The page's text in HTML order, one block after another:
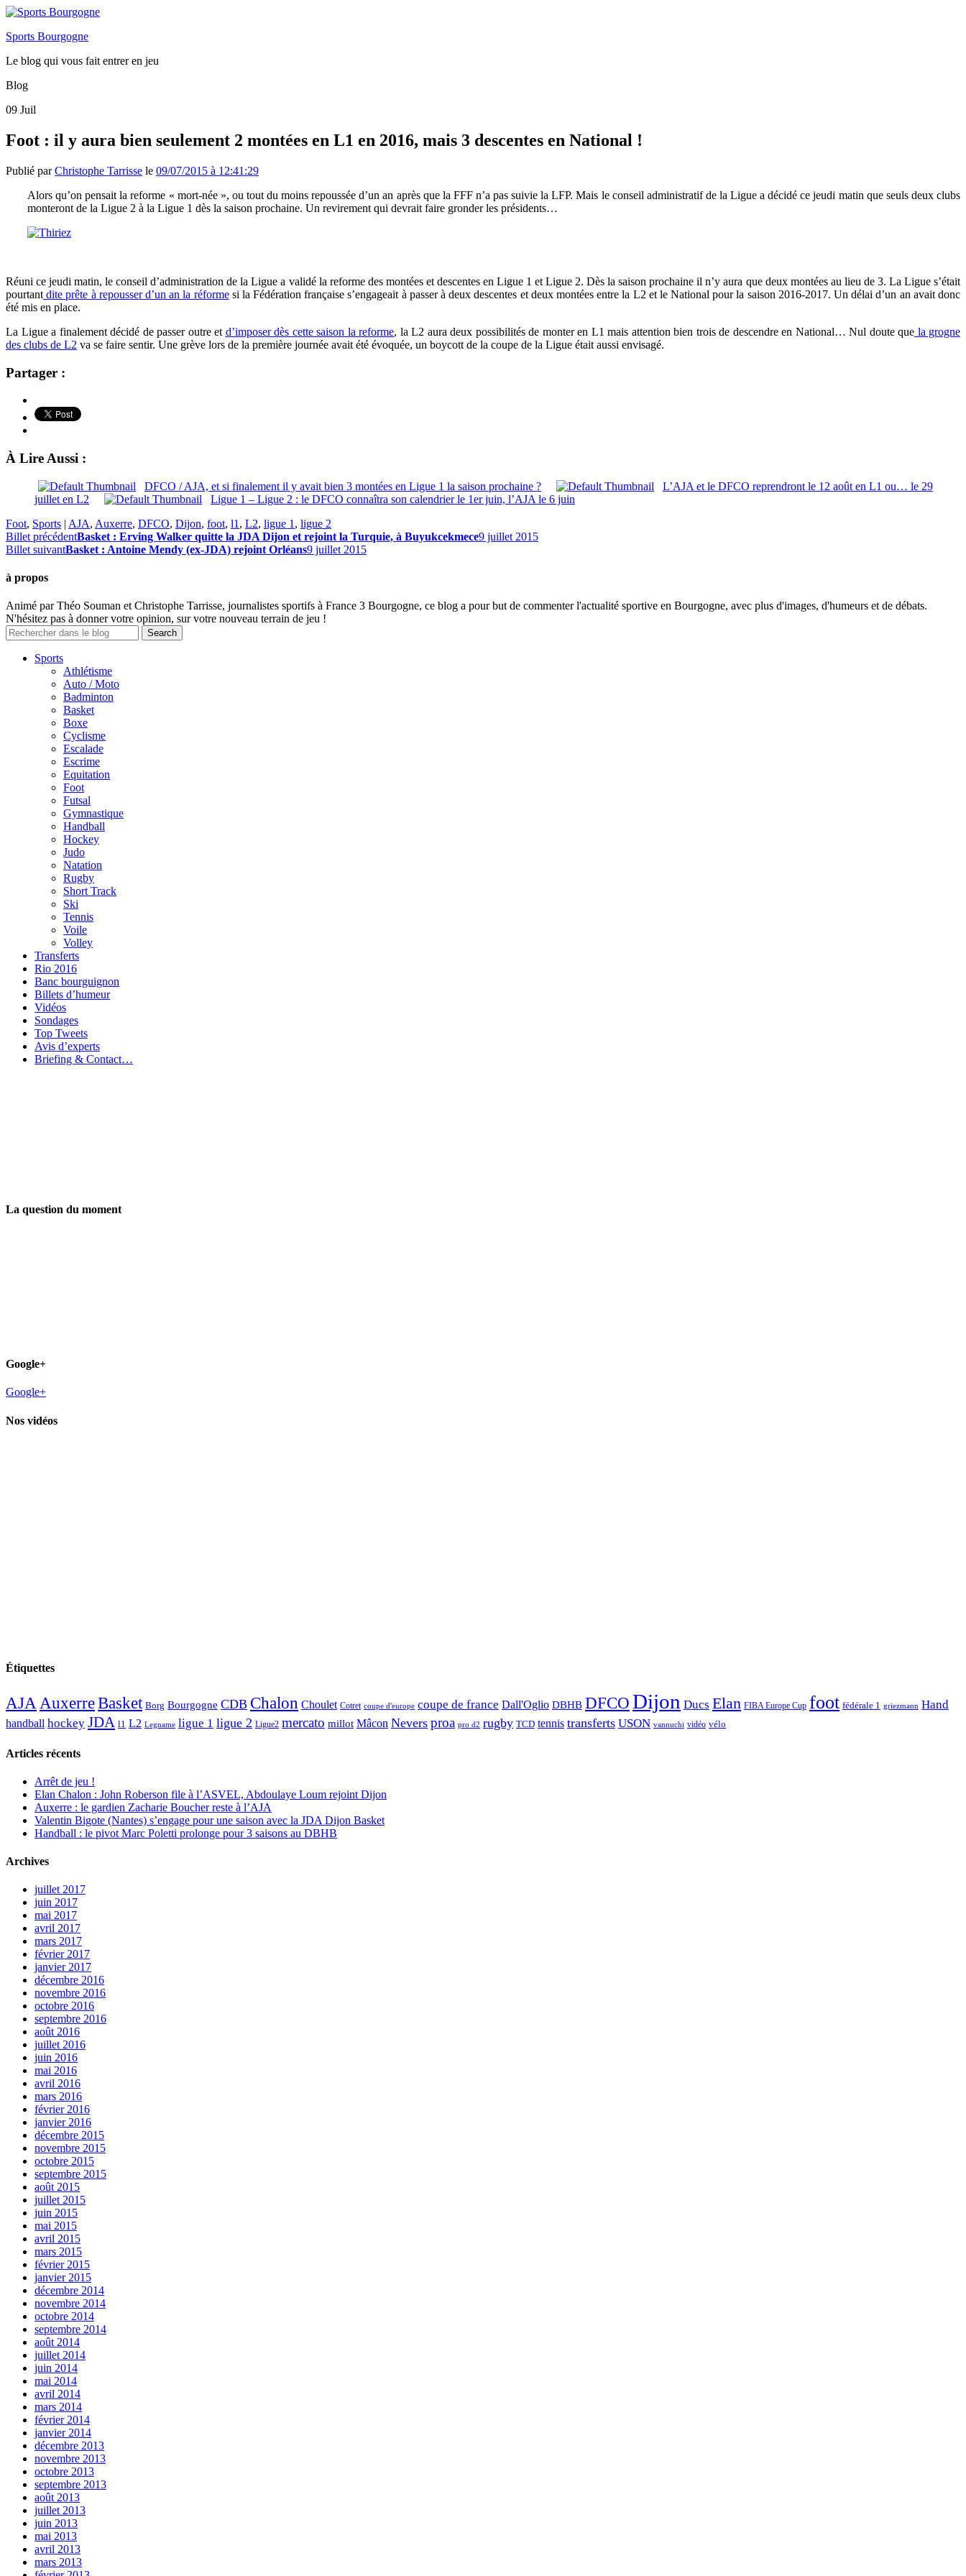
Sports Bourgogne
Le blog qui vous fait entrer en jeu
Blog
09 Juil
Foot : il y aura bien seulement 2 montées en L1 en 2016, mais 3 descentes en National !
Publié parChristophe Tarrisse le 09/07/2015 à 12:41:29
Alors qu’on pensait la reforme « mort-née », ou tout du moins repoussée d’un an après que la FFF n’a pas suivie la LFP. Mais le conseil administratif de la Ligue a décidé ce jeudi matin que seuls deux clubs
monteront de la Ligue 2 à la Ligue 1 dès la saison prochaine. Un revirement qui devrait faire gronder les présidents…
Réuni ce jeudi matin, le conseil d’administration de la Ligue a validé la reforme des montées et descentes en Ligue 1 et Ligue 2. Dès la saison prochaine il n’y aura que deux montées au lieu de 3. La Ligue s’était
pourtant dite prête à repousser d’un an la réformesi la Fédération française s’engageait à passer à deux descentes et deux montées entre la L2 et le National pour la saison 2016-2017. Un délai d’un an avait donc
été mis en place.
La Ligue a finalement décidé de passer outre et d’imposer dès cette saison la reforme, la L2 aura deux possibilités de monter en L1 mais attention bien trois de descendre en National… Nul doute que la grogne
des clubs de L2 va se faire sentir. Une grève lors de la première journée avait été évoquée, un boycott de la coupe de la Ligue était aussi envisagé.
Partager :
À Lire Aussi :
DFCO / AJA, et si finalement il y avait bien 3 montées en Ligue 1 la saison prochaine ?
L’AJA et le DFCO reprendront le 12 août en L1 ou… le 29
juillet en L2
Ligue 1 – Ligue 2 : le DFCO connaîtra son calendrier le 1er juin, l’AJA le 6 juin
Foot, Sports | AJA, Auxerre, DFCO, Dijon, foot, l1 , L2, ligue 1 , ligue 2
Billet précédentBasket : Erving Walker quitte la JDA Dijon et rejoint la Turquie, à Buyukcekmece9 juillet 2015
Billet suivantBasket : Antoine Mendy (ex-JDA) rejoint Orléans9 juillet 2015
à propos
Animé par Théo Souman et Christophe Tarrisse, journalistes sportifs à France 3 Bourgogne, ce blog a pour but de commenter l'actualité sportive en Bourgogne, avec plus d'images, d'humeurs et de débats.
N'hésitez pas à donner votre opinion, sur votre nouveau terrain de jeu !
Sports
Athlétisme
Auto / Moto
Badminton
Basket
Boxe
Cyclisme
Escalade
Escrime
Equitation
Foot
Futsal
Gymnastique
Handball
Hockey
Judo
Natation
Rugby
Short Track
Ski
Tennis
Voile
Volley
Transferts
Rio 2016
Banc bourguignon
Billets d’humeur
Vidéos
Sondages
Top Tweets
Avis d’experts
Briefing & Contact…
La question du moment
Google+
Google+
Nos vidéos
Étiquettes
AJAAuxerreBasket Borg Bourgogne CDB Chalon Choulet Cotret coupe d'europe coupe de france Dall'Oglio DBHB DFCODijon Ducs Elan FIBA Europe Cup foot fédérale 1 griezmann Hand
handball hockey JDA l1 L2 Legname ligue 1 ligue 2 Ligue2 mercato millot Mâcon Nevers proa pro d2 rugby TCD tennis transferts USON vannuchi vidéo vélo
Articles récents
Arrêt de jeu !
Elan Chalon : John Roberson file à l’ASVEL, Abdoulaye Loum rejoint Dijon
Auxerre : le gardien Zacharie Boucher reste à l’AJA
Valentin Bigote (Nantes) s’engage pour une saison avec la JDA Dijon Basket
Handball : le pivot Marc Poletti prolonge pour 3 saisons au DBHB
Archives
juillet 2017
juin 2017
mai 2017
avril 2017
mars 2017
février 2017
janvier 2017
décembre 2016
novembre 2016
octobre 2016
septembre 2016
août 2016
juillet 2016
juin 2016
mai 2016
avril 2016
mars 2016
février 2016
janvier 2016
décembre 2015
novembre 2015
octobre 2015
septembre 2015
août 2015
juillet 2015
juin 2015
mai 2015
avril 2015
mars 2015
février 2015
janvier 2015
décembre 2014
novembre 2014
octobre 2014
septembre 2014
août 2014
juillet 2014
juin 2014
mai 2014
avril 2014
mars 2014
février 2014
janvier 2014
décembre 2013
novembre 2013
octobre 2013
septembre 2013
août 2013
juillet 2013
juin 2013
mai 2013
avril 2013
mars 2013